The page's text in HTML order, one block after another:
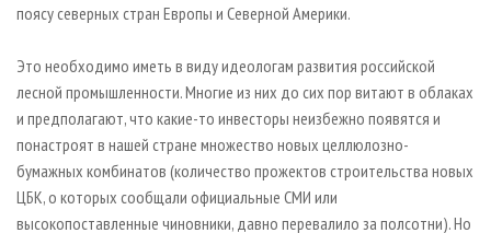
поясу северных стран Европы и Северной Америки.
Это необходимо иметь в виду идеологам развития российской
лесной промышленности. Многие из них до сих пор витают в облаках
и предполагают, что какие-то инвесторы неизбежно появятся и
понастроят в нашей стране множество новых целлюлозно-
бумажных комбинатов (количество прожектов строительства новых
ЦБК, о которых сообщали официальные СМИ или
высокопоставленные чиновники, давно перевалило за полсотни). Но